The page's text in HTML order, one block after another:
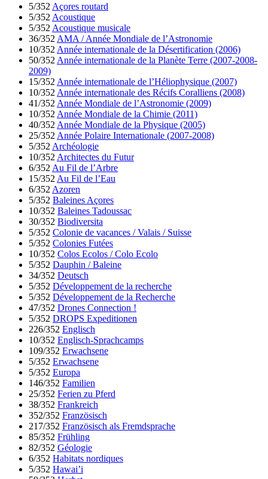
5/352 Açores routard
5/352 Acoustique
5/352 Acoustique musicale
36/352 AMA / Année Mondiale de l’Astronomie
10/352 Année internationale de la Désertification (2006)
50/352 Année internationale de la Planète Terre (2007-2008-
2009)
15/352 Année internationale de l’Héliophysique (2007)
10/352 Année internationale des Récifs Coralliens (2008)
41/352 Année Mondiale de l’Astronomie (2009)
10/352 Année Mondiale de la Chimie (2011)
40/352 Année Mondiale de la Physique (2005)
25/352 Année Polaire Internationale (2007-2008)
5/352 Archéologie
10/352 Architectes du Futur
6/352 Au Fil de l’Arbre
15/352 Au Fil de l’Eau
6/352 Azoren
5/352 Baleines Açores
10/352 Baleines Tadoussac
30/352 Biodiversita
5/352 Colonie de vacances / Valais / Suisse
5/352 Colonies Futées
10/352 Colos Ecolos / Colo Ecolo
5/352 Dauphin / Baleine
34/352 Deutsch
5/352 Développement de la recherche
5/352 Développement de la Recherche
47/352 Drones Connection !
5/352 DROPS Expeditionen
226/352 Englisch
10/352 Englisch-Sprachcamps
109/352 Erwachsene
5/352 Erwachsene
5/352 Europa
146/352 Familien
25/352 Ferien zu Pferd
38/352 Frankreich
352/352 Französisch
217/352 Französisch als Fremdsprache
85/352 Frühling
82/352 Géologie
6/352 Habitats nordiques
5/352 Hawai’i